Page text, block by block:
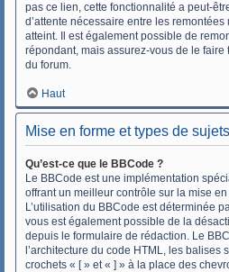
pas ce lien, cette fonctionnalité a peut-
d’attente nécessaire entre les remontées
atteint. Il est également possible de
répondant, mais assurez-vous de le
du forum.
Haut
Mise en forme et types de sujets
Qu’est-ce que le BBCode ?
Le BBCode est une implémentation
offrant un meilleur contrôle sur la mise en
L’utilisation du BBCode est déterminée
vous est également possible de la
depuis le formulaire de rédaction. Le
l’architecture du code HTML, les balises
crochets « [ » et « ] » à la place des